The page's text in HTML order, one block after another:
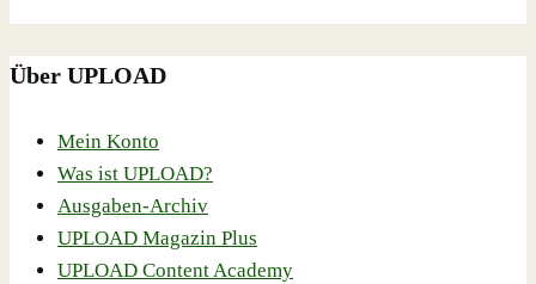
Über UPLOAD
Mein Konto
Was ist UPLOAD?
Ausgaben-Archiv
UPLOAD Magazin Plus
UPLOAD Content Academy